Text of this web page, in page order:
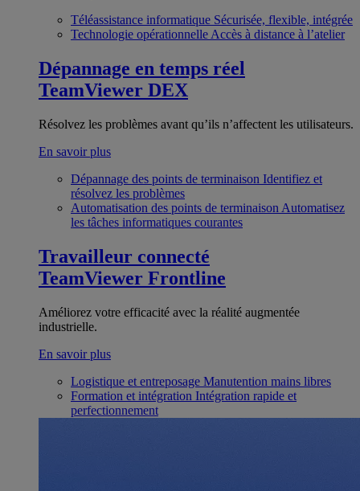
Téléassistance informatique Sécurisée, flexible, intégrée
Technologie opérationnelle Accès à distance à l’atelier
Dépannage en temps réel
TeamViewer DEX
Résolvez les problèmes avant qu’ils n’affectent les utilisateurs.
En savoir plus
Dépannage des points de terminaison Identifiez et
résolvez les problèmes
Automatisation des points de terminaison Automatisez
les tâches informatiques courantes
Travailleur connecté
TeamViewer Frontline
Améliorez votre efficacité avec la réalité augmentée
industrielle.
En savoir plus
Logistique et entreposage Manutention mains libres
Formation et intégration Intégration rapide et
perfectionnement